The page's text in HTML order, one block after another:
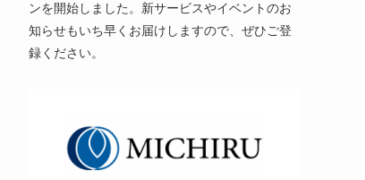
ンを開始しました。新サービスやイベントのお
知らせもいち早くお届けしますので、ぜひご登
録ください。